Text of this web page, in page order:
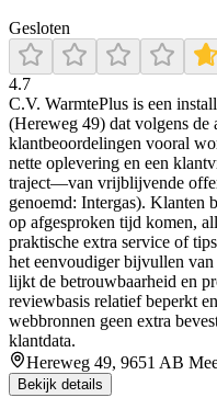
Gesloten
4.7
C.V. WarmtePlus is een
(Hereweg 49) dat volgens de
klantbeoordelingen vooral
nette oplevering en een
traject—van vrijblijvende
genoemd: Intergas). Klanten
op afgesproken tijd komen,
praktische extra service of
het eenvoudiger bijvullen
lijkt de betrouwbaarheid en
reviewbasis relatief beperkt
webbronnen geen extra
klantdata.
Hereweg 49, 9651 AB
Bekijk details